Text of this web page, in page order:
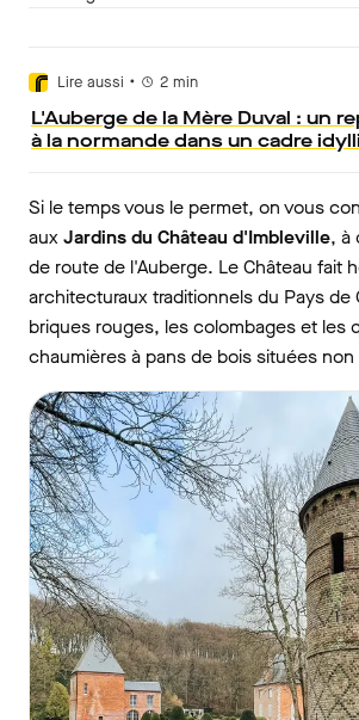
Lire aussi • 2 min
L'Auberge de la Mère Duval : un
à la normande dans un cadre
Si le temps vous le permet, on vous
auxJardins du Château d'Imbleville, à
de route de l'Auberge. Le Château fait
architecturaux traditionnels du Pays de
briques rouges, les colombages et les
chaumières à pans de bois situées non